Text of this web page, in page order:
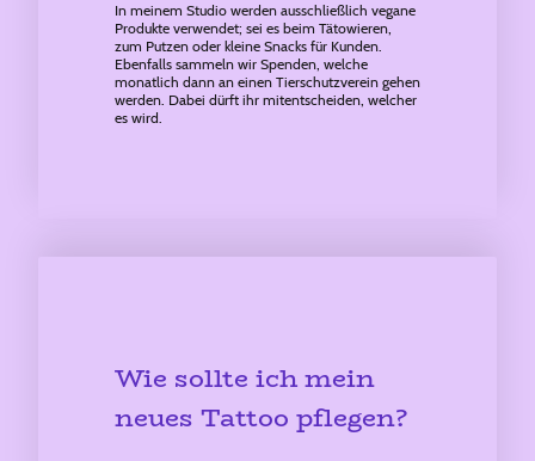
In meinem Studio werden ausschließlich vegane
Produkte verwendet; sei es beim Tätowieren,
zum Putzen oder kleine Snacks für Kunden.
Ebenfalls sammeln wir Spenden, welche
monatlich dann an einen Tierschutzverein gehen
werden. Dabei dürft ihr mitentscheiden, welcher
es wird.
Wie sollte ich mein
neues Tattoo pflegen?